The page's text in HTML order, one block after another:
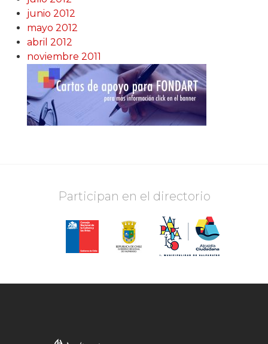
junio 2012
mayo 2012
abril 2012
noviembre 2011
Participan en el directorio